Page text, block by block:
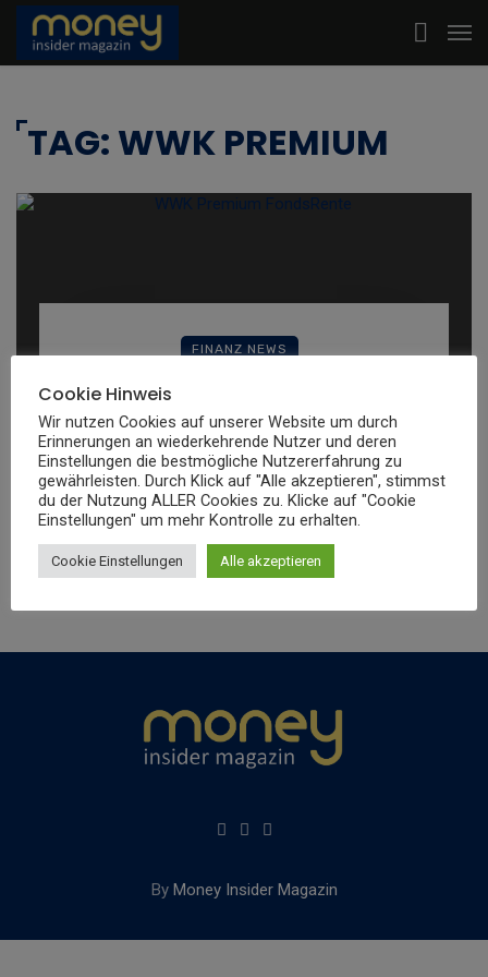
TAG: WWK PREMIUM
FINANZ NEWS
WWK Premium FondsRente 2.0 –
Renditepower für die
Altersvorsorge
By Money Insider Redaktion 25. Januar 2022
By Money Insider Magazin
Cookie Hinweis
Wir nutzen Cookies auf unserer Website um durch
Erinnerungen an wiederkehrende Nutzer und deren
Einstellungen die bestmögliche Nutzererfahrung zu
gewährleisten. Durch Klick auf "Alle akzeptieren", stimmst
du der Nutzung ALLER Cookies zu. Klicke auf "Cookie
Einstellungen" um mehr Kontrolle zu erhalten.
Cookie Einstellungen Alle akzeptieren